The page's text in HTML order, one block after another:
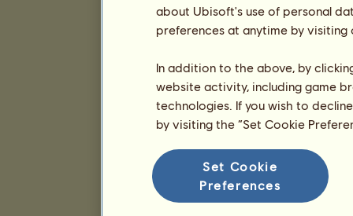
about Ubisoft's use of personal
preferences at anytime by
In addition to the above, by
website activity, including game
technologies. If you wish to
by visiting the “Set Cookie
Set Cookie
Preferences